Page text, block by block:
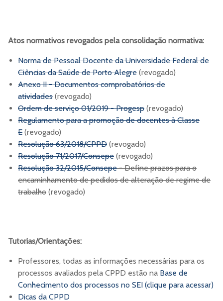
Atos normativos revogados pela consolidação normativa:
Norma de Pessoal Docente da Universidade Federal de
Ciências da Saúde de Porto Alegre (revogado)
Anexo II - Documentos comprobatórios de
atividades (revogado)
Ordem de serviço 01/2019 - Progesp (revogado)
Regulamento para a promoção de docentes à Classe
E (revogado)
Resolução 63/2018/CPPD (revogado)
Resolução 71/2017/Consepe (revogado)
Resolução 32/2015/Consepe- Define prazos para o
encaminhamento de pedidos de alteração de regime de
trabalho (revogado)
Tutorias/Orientações:
Professores, todas as informações necessárias para os
processos avaliados pela CPPD estão na Base de
Conhecimento dos processos no SEI (clique para acessar)
Dicas da CPPD